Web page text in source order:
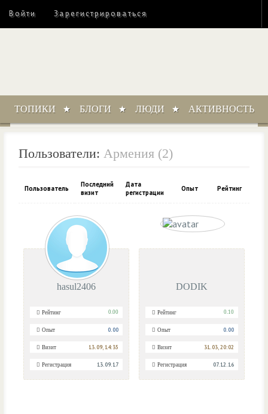
Войти Зарегистрироваться
ТОПИКИ БЛОГИ ЛЮДИ АКТИВНОСТЬ
Пользователи: Армения (2)
Пользователь
Последний
визит
Дата
регистрации
Опыт Рейтинг
hasul2406
Рейтинг 0.00
Опыт 0.00
Визит 13.09, 14:35
Регистрация 13.09.17
DODIK
Рейтинг 0.10
Опыт 0.00
Визит 31.03, 20:02
Регистрация 07.12.16